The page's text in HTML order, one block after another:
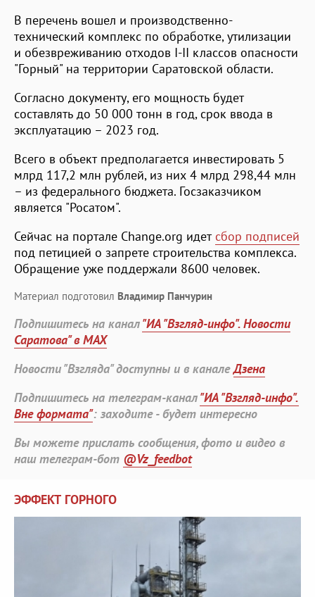
В перечень вошел и производственно-
технический комплекс по обработке, утилизации
и обезвреживанию отходов I-II классов опасности
"Горный" на территории Саратовской области.
Согласно документу, его мощность будет
составлять до 50 000 тонн в год, срок ввода в
эксплуатацию – 2023 год.
Всего в объект предполагается инвестировать 5
млрд 117,2 млн рублей, из них 4 млрд 298,44 млн
– из федерального бюджета. Госзаказчиком
является "Росатом".
Сейчас на портале Change.org идет сбор подписей
под петицией о запрете строительства комплекса.
Обращение уже поддержали 8600 человек.
Материал подготовил Владимир Панчурин
Подпишитесь на канал"ИА "Взгляд-инфо". Новости
Саратова" в MAX
Новости "Взгляда" доступны и в каналеДзена
Подпишитесь на телеграм-канал"ИА "Взгляд-инфо".
Вне формата": заходите - будет интересно
Вы можете прислать сообщения, фото и видео в
наш телеграм-бот @Vz_feedbot
ЭФФЕКТ ГОРНОГО